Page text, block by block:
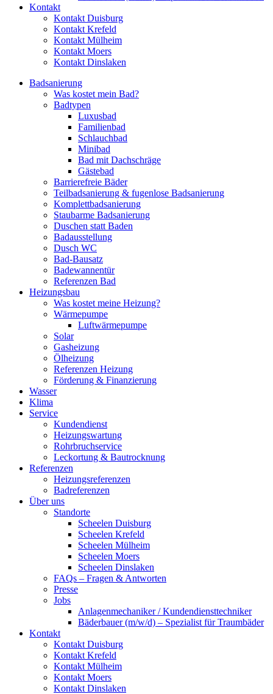
Kontakt
Kontakt Duisburg
Kontakt Krefeld
Kontakt Mülheim
Kontakt Moers
Kontakt Dinslaken
Badsanierung
Was kostet mein Bad?
Badtypen
Luxusbad
Familienbad
Schlauchbad
Minibad
Bad mit Dachschräge
Gästebad
Barrierefreie Bäder
Teilbadsanierung & fugenlose Badsanierung
Komplettbadsanierung
Staubarme Badsanierung
Duschen statt Baden
Badausstellung
Dusch WC
Bad-Bausatz
Badewannentür
Referenzen Bad
Heizungsbau
Was kostet meine Heizung?
Wärmepumpe
Luftwärmepumpe
Solar
Gasheizung
Ölheizung
Referenzen Heizung
Förderung & Finanzierung
Wasser
Klima
Service
Kundendienst
Heizungswartung
Rohrbruchservice
Leckortung & Bautrocknung
Referenzen
Heizungsreferenzen
Badreferenzen
Über uns
Standorte
Scheelen Duisburg
Scheelen Krefeld
Scheelen Mülheim
Scheelen Moers
Scheelen Dinslaken
FAQs – Fragen & Antworten
Presse
Jobs
Anlagenmechaniker / Kundendiensttechniker
Bäderbauer (m/w/d) – Spezialist für Traumbäder
Kontakt
Kontakt Duisburg
Kontakt Krefeld
Kontakt Mülheim
Kontakt Moers
Kontakt Dinslaken